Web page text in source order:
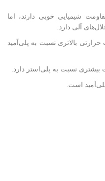
شیمیایی خوبی دارند، اما
آلی دارد.
بالاتری نسبت به پلی‌آمید
نسبت به پلی‌استر دارد.
است.